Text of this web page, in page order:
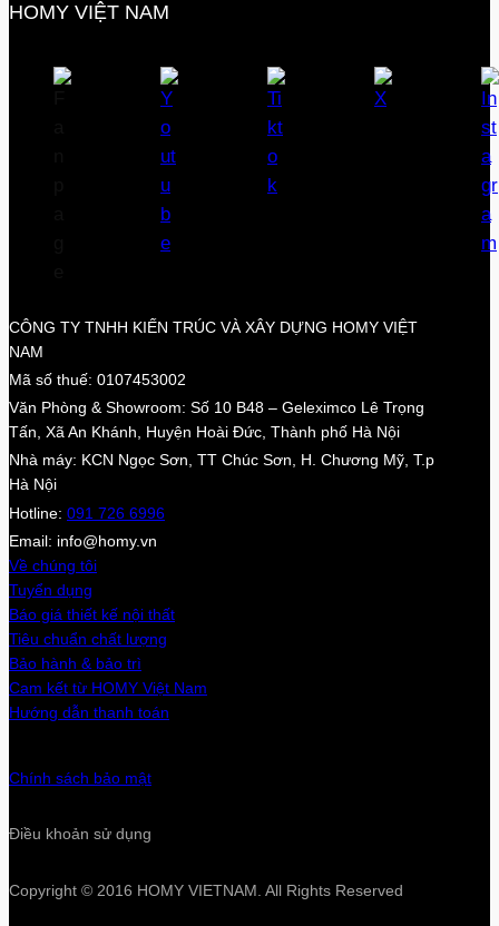
HOMY VIỆT NAM
CÔNG TY TNHH KIẾN TRÚC VÀ XÂY DỰNG HOMY VIỆT
NAM
Mã số thuế: 0107453002
Văn Phòng & Showroom: Số 10 B48 – Geleximco Lê Trọng
Tấn, Xã An Khánh, Huyện Hoài Đức, Thành phố Hà Nội
Nhà máy: KCN Ngọc Sơn, TT Chúc Sơn, H. Chương Mỹ, T.p
Hà Nội
Hotline: 091 726 6996
Email: info@homy.vn
Về chúng tôi
Tuyển dụng
Báo giá thiết kế nội thất
Tiêu chuẩn chất lượng
Bảo hành & bảo trì
Cam kết từ HOMY Việt Nam
Hướng dẫn thanh toán
Chính sách bảo mật
Điều khoản sử dụng
Copyright © 2016 HOMY VIETNAM. All Rights Reserved